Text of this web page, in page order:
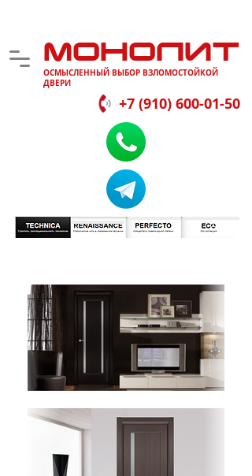
МОНОЛИТ
ОСМЫСЛЕННЫЙ ВЫБОР ВЗЛОМОСТОЙКОЙ
ДВЕРИ
+7 (910) 600-01-50